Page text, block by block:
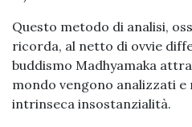
Questo metodo di analisi,
ricorda, al netto di ovvie
buddismo Madhyamaka
mondo vengono analizzati
intrinseca insostanzialità.